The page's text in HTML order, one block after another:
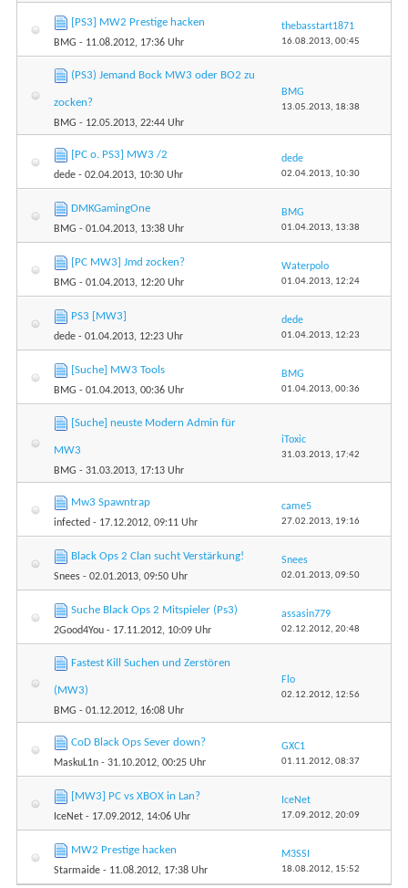
[PS3] MW2 Prestige hacken
BMG - 11.08.2012, 17:36 Uhr
thebasstart1871
16.08.2013, 00:45
(PS3) Jemand Bock MW3 oder BO2 zu
zocken?
BMG - 12.05.2013, 22:44 Uhr
BMG
13.05.2013, 18:38
[PC o. PS3] MW3 /2
dede - 02.04.2013, 10:30 Uhr
dede
02.04.2013, 10:30
DMKGamingOne
BMG - 01.04.2013, 13:38 Uhr
BMG
01.04.2013, 13:38
[PC MW3] Jmd zocken?
BMG - 01.04.2013, 12:20 Uhr
Waterpolo
01.04.2013, 12:24
PS3 [MW3]
dede - 01.04.2013, 12:23 Uhr
dede
01.04.2013, 12:23
[Suche] MW3 Tools
BMG - 01.04.2013, 00:36 Uhr
BMG
01.04.2013, 00:36
[Suche] neuste Modern Admin für
MW3
BMG - 31.03.2013, 17:13 Uhr
iToxic
31.03.2013, 17:42
Mw3 Spawntrap
infected - 17.12.2012, 09:11 Uhr
came5
27.02.2013, 19:16
Black Ops 2 Clan sucht Verstärkung!
Snees - 02.01.2013, 09:50 Uhr
Snees
02.01.2013, 09:50
Suche Black Ops 2 Mitspieler (Ps3)
2Good4You - 17.11.2012, 10:09 Uhr
assasin779
02.12.2012, 20:48
Fastest Kill Suchen und Zerstören
(MW3)
BMG - 01.12.2012, 16:08 Uhr
Flo
02.12.2012, 12:56
CoD Black Ops Sever down?
MaskuL1n - 31.10.2012, 00:25 Uhr
GXC1
01.11.2012, 08:37
[MW3] PC vs XBOX in Lan?
IceNet - 17.09.2012, 14:06 Uhr
IceNet
17.09.2012, 20:09
MW2 Prestige hacken
Starmaide - 11.08.2012, 17:38 Uhr
M3SSI
18.08.2012, 15:52